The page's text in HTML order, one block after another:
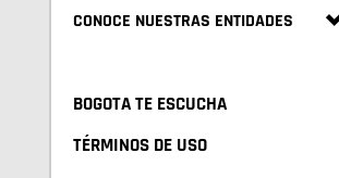
CONOCE NUESTRAS ENTIDADES
BOGOTA TE ESCUCHA
TÉRMINOS DE USO